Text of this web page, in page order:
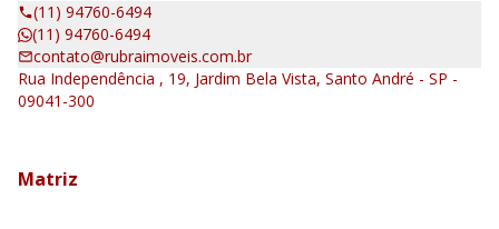
(11) 94760-6494
(11) 94760-6494
contato@rubraimoveis.com.br
Rua Independência , 19, Jardim Bela Vista, Santo André - SP -
09041-300
Matriz